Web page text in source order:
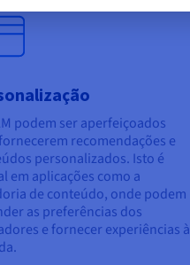
podem ser aperfeiçoados
recomendações e
personalizados. Isto é
em aplicações como a
de conteúdo, onde podem
as preferências dos
e fornecer experiências à